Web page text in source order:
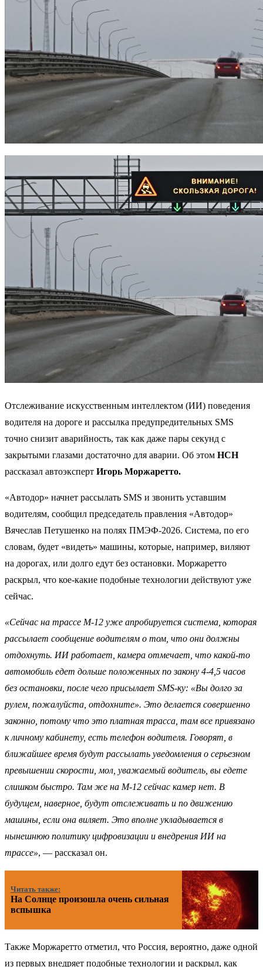
Отслеживание искусственным интеллектом (ИИ) поведения
водителя на дороге и рассылка предупредительных SMS
точно снизит аварийность, так как даже пары секунд с
закрытыми глазами достаточно для аварии. Об этом НСН
рассказал автоэксперт Игорь Моржаретто.
«Автодор» начнет рассылать SMS и звонить уставшим
водителям, сообщил председатель правления «Автодор»
Вячеслав Петушенко на полях ПМЭФ-2026. Система, по его
словам, будет «видеть» машины, которые, например, виляют
на дорогах, или долго едут без остановки. Моржаретто
раскрыл, что кое-какие подобные технологии действуют уже
сейчас.
«Сейчас на трассе М-12 уже апробируется система, которая
рассылает сообщение водителям о том, что они должны
отдохнуть. ИИ работает, камера отмечает, что какой-то
автомобиль едет дольше положенных по закону 4-4,5 часов
без остановки, после чего присылает SMS-ку: «Вы долго за
рулем, пожалуйста, отдохните». Это делается совершенно
законно, потому что это платная трасса, там все привязано
к личному кабинету, есть телефон водителя. Говорят, в
ближайшее время будут рассылать уведомления о серьезном
превышении скорости, мол, уважаемый водитель, вы едете
слишком быстро. Там же на М-12 сейчас камер нет. В
будущем, наверное, будут отслеживать и по движению
машины, если она виляет. Это вполне укладывается в
нынешнюю политику цифровизации и внедрения ИИ на
трассе», — рассказал он.
Читать также:
На Солнце произошла очень сильная
вспышка
Также Моржаретто отметил, что Россия, вероятно, даже одной
из первых внедряет подобные технологии и раскрыл, как